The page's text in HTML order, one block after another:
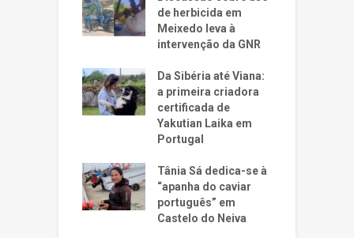
de herbicida em
Meixedo leva à
intervenção da GNR
Da Sibéria até Viana:
a primeira criadora
certificada de
Yakutian Laika em
Portugal
Tânia Sá dedica-se à
“apanha do caviar
português” em
Castelo do Neiva